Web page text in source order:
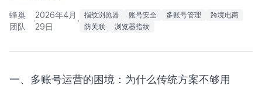
蜂巢
团队
·
2026年4月
29日
·
指纹浏览器 账号安全 多账号管理
跨境电商
防关联
浏览器指纹
一、多账号运营的困境：为什么传统方案不够用